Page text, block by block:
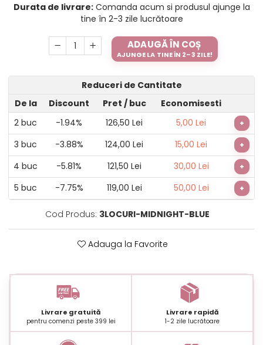
Durata de livrare:Comanda acum si produsul ajunge la
tine în 2-3 zile lucrătoare
ADAUGĂ ÎN COȘ
AJUNGE LA TINE ÎN 2–3 ZILE!
Reduceri de Cantitate
De la
Discount Pret / buc
Economisesti
2 buc -1.94% 126,50 Lei 5,00 Lei +
3 buc -3.88% 124,00 Lei 15,00 Lei +
4 buc -5.81% 121,50 Lei 30,00 Lei +
5 buc -7.75% 119,00 Lei 50,00 Lei +
Cod Produs: 3LOCURI-MIDNIGHT-BLUE
Adauga la Favorite
Livrare gratuită
pentru comenzi peste 399 lei
Livrare rapidă
1-2 zile lucrătoare